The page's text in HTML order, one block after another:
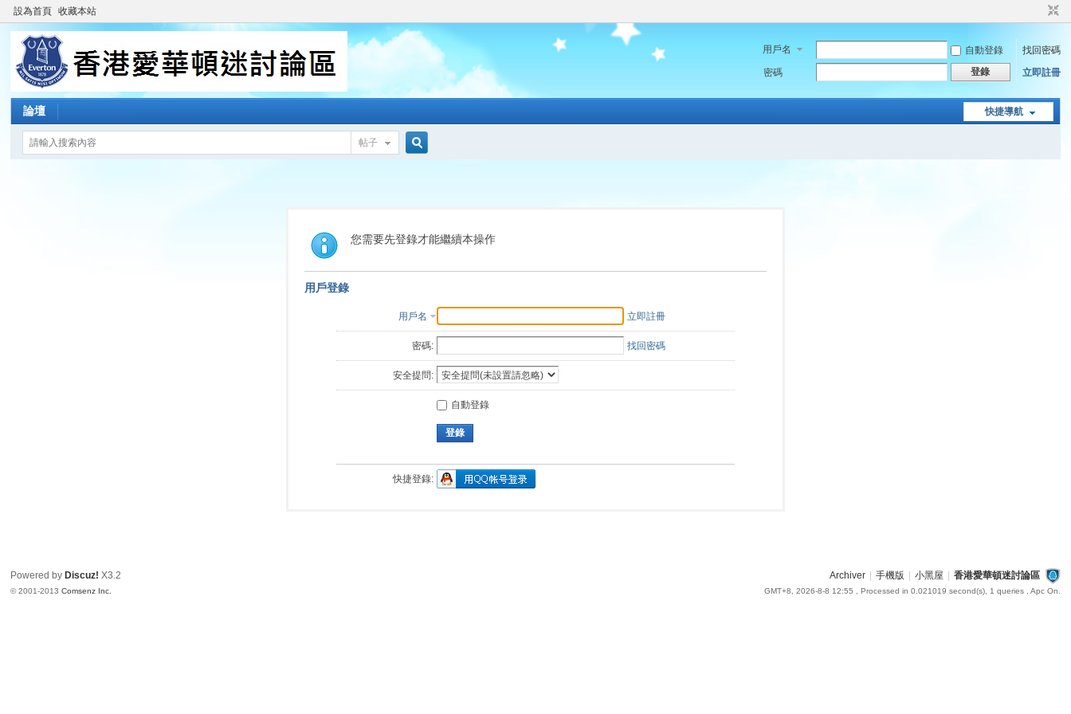
設為首頁 收藏本站
用戶名 自動登錄
找回密碼
密碼
登錄 立即註冊
快捷導航
論壇
帖子
索
您需要先登錄才能繼續本操作
用戶登錄
用戶名 立即註冊
密碼: 找回密碼
安全提問:
自動登錄
登錄
快捷登錄:
Archiver 手機版 小黑屋 香港愛華頓迷討論區
GMT+8, 2026-8-8 12:55 , Processed in 0.021019 second(s), 1 queries , Apc On.
Powered by Discuz! X3.2
© 2001-2013Comsenz Inc.